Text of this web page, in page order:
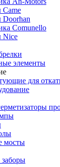
Comunello
Nice
элементы
для
мосты